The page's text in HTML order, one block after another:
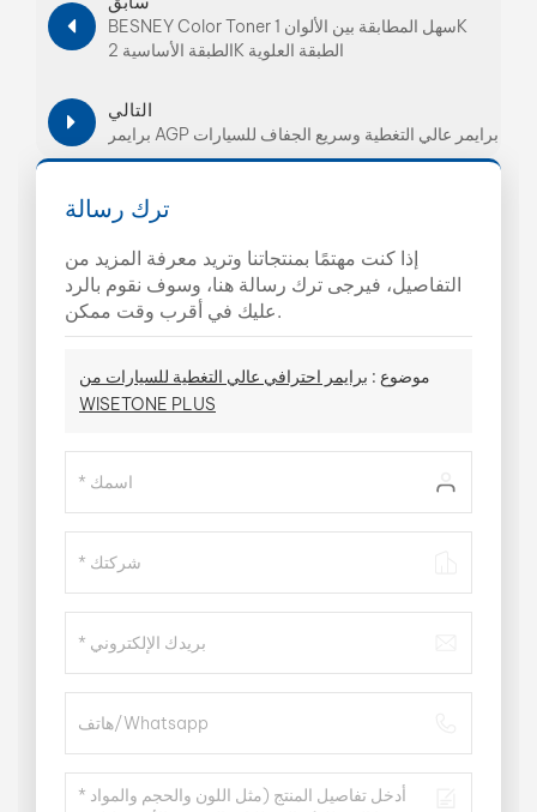
BESNEY Color Toner سهل المطابقة بين الألوان 1K
الطبقة الأساسية 2K الطبقة العلوية
التالي
برايمر AGP برايمر عالي التغطية وسريع الجفاف للسيارات
ترك رسالة
إذا كنت مهتمًا بمنتجاتنا وتريد معرفة المزيد من
التفاصيل، فيرجى ترك رسالة هنا، وسوف نقوم بالرد
عليك في أقرب وقت ممكن.
موضوع : برايمر احترافي عالي التغطية للسيارات من
WISETONE PLUS